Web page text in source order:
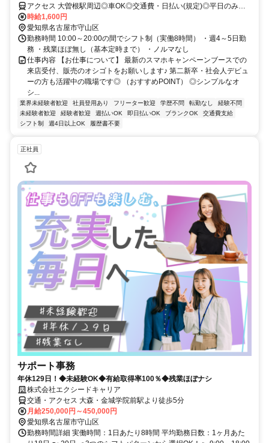
アクセス 大曽根駅周辺◎車OK◎交通費・日払い(規定)◎平日のみ◎
当月中・翌月入社大歓迎♪ ◎週4～5日
時給1,600円
愛知県名古屋市守山区
勤務時間 10:00～20:00の間でシフト制（実働8時間） ・週4～5日勤
務 ・残業ほぼ無し（基本定時まで） ・ノルマなし
仕事内容 【お仕事について】 最新のスマホキャンペーンブースでの
来店受付、販売のオシゴトをお願いします♪ 第二新卒・社会人デビュ
ーの方も活躍中の職場です◎ （おすすめPOINT） ◎シンプルなオ
シ...
業界未経験者歓迎 社員登用あり フリーター歓迎 学歴不問 転勤なし
経験不問
未経験者歓迎
経験者歓迎 週払いOK 即日払いOK ブランクOK
交通費支給
シフト制
週4日以上OK 履歴書不要
正社員
サポート事務
年休129日！◆未経験OK◆有給取得率100％◆残業ほぼナシ
株式会社エクシードキャリア
交通・アクセス 大森・金城学院前駅より徒歩5分
月給250,000円～450,000円
愛知県名古屋市守山区
勤務時間詳細 実働時間：1日あたり8時間 平均勤務日数：1ヶ月あた